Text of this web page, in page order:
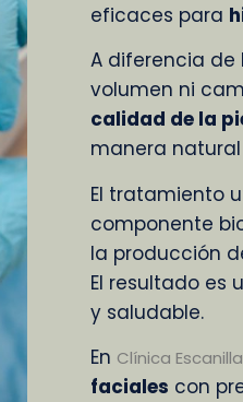
eficaces para
A diferencia de
volumen ni
calidad de la
manera
El tratamiento
componente
la producción
El resultado es
y saludable.
En Clínica
faciales con